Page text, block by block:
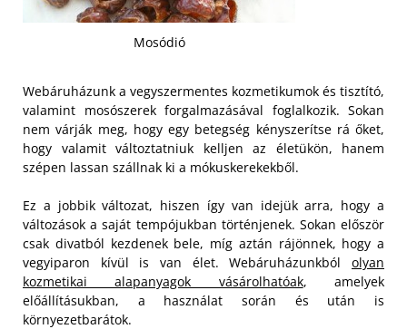
Mosódió
Webáruházunk a vegyszermentes kozmetikumok és tisztító,
valamint mosószerek forgalmazásával foglalkozik. Sokan
nem várják meg, hogy egy betegség kényszerítse rá őket,
hogy valamit változtatniuk kelljen az életükön, hanem
szépen lassan szállnak ki a mókuskerekekből.
Ez a jobbik változat, hiszen így van idejük arra, hogy a
változások a saját tempójukban történjenek. Sokan először
csak divatból kezdenek bele, míg aztán rájönnek, hogy a
vegyiparon kívül is van élet. Webáruházunkból olyan
kozmetikai alapanyagok vásárolhatóak, amelyek
előállításukban, a használat során és után is
környezetbarátok.